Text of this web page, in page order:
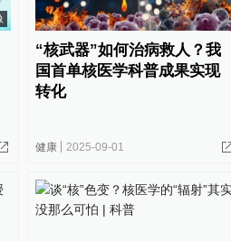
“核武器”如何治病救人？我
国首单核医学科普成果实现
转化
健康 2025-09-01